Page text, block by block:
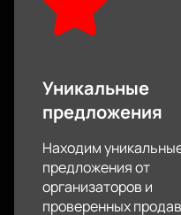
Уникальные
предложения
Находим
предложения от
организаторов и
проверенных